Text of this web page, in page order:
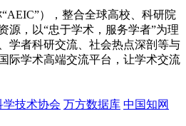
），整合全球高校、科研院
源，以“忠于学术，服务学者”为理
学者科研交流、社会热点深剖等与
际学术高端交流平台，让学术交流
学技术协会 万方数据库 中国知网